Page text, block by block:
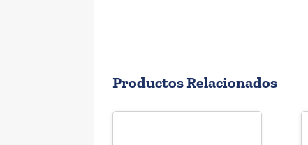
Productos Relacionados